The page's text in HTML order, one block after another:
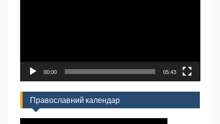
00:00 05:43
Православний календар